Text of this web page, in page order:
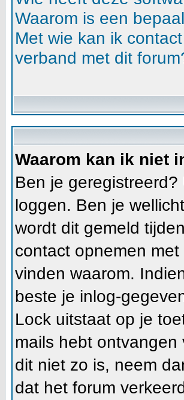
Waarom is een
Met wie kan ik
verband met dit
Waarom kan ik niet
Ben je
loggen. Ben je
wordt dit gemeld
contact opnemen
vinden waarom.
beste je inlog-
Lock uitstaat op je
mails hebt
dit niet zo is, neem
dat het forum